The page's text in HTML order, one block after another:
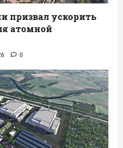
призвал ускорить
атомной
0